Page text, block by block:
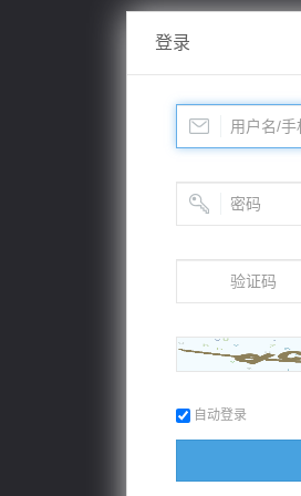
登录
自动登录